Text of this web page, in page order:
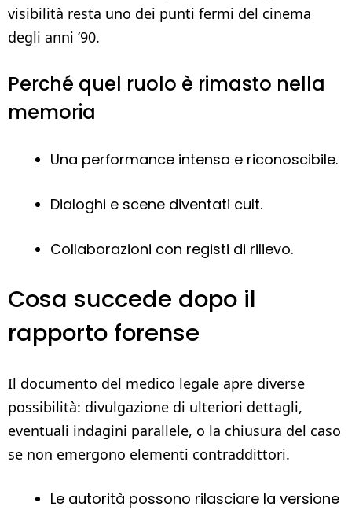
visibilità resta uno dei punti fermi del cinema
degli anni ’90.
Perché quel ruolo è rimasto nella
memoria
Una performance intensa e riconoscibile.
Dialoghi e scene diventati cult.
Collaborazioni con registi di rilievo.
Cosa succede dopo il
rapporto forense
Il documento del medico legale apre diverse
possibilità: divulgazione di ulteriori dettagli,
eventuali indagini parallele, o la chiusura del caso
se non emergono elementi contraddittori.
Le autorità possono rilasciare la versione